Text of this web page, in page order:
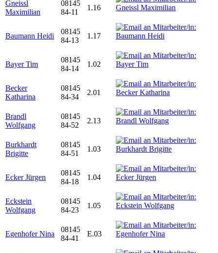
Gneissl
Maximilian
08145
84-11
1.16
Baumann Heidi
08145
84-13
1.17
Bayer Tim
08145
84-14
1.02
Becker
Katharina
08145
84-34
2.01
Brandl
Wolfgang
08145
84-52
2.13
Burkhardt
Brigitte
08145
84-51
1.03
Ecker Jürgen
08145
84-18
1.04
Eckstein
Wolfgang
08145
84-23
1.05
Egenhofer Nina
08145
84-41
E.03